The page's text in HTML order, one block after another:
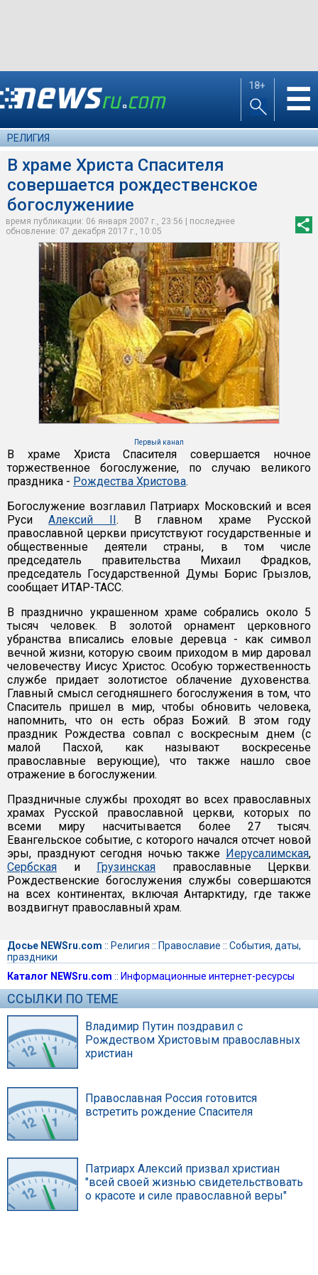
18+ ☰
РЕЛИГИЯ
В храме Христа Спасителя
совершается рождественское
богослужениие
время публикации: 06 января 2007 г., 23:56 | последнее
обновление: 07 декабря 2017 г., 10:05
Первый канал
В храме Христа Спасителя совершается ночное
торжественное богослужение, по случаю великого
праздника - Рождества Христова.
Богослужение возглавил Патриарх Московский и всея
РусиАлексий II . В главном храме Русской
православной церкви присутствуют государственные и
общественные деятели страны, в том числе
председатель правительства Михаил Фрадков,
председатель Государственной Думы Борис Грызлов,
сообщает ИТАР-ТАСС.
В празднично украшенном храме собрались около 5
тысяч человек. В золотой орнамент церковного
убранства вписались еловые деревца - как символ
вечной жизни, которую своим приходом в мир даровал
человечеству Иисус Христос. Особую торжественность
службе придает золотистое облачение духовенства.
Главный смысл сегодняшнего богослужения в том, что
Спаситель пришел в мир, чтобы обновить человека,
напомнить, что он есть образ Божий. В этом году
праздник Рождества совпал с воскресным днем (с
малой Пасхой, как называют воскресенье
православные верующие), что также нашло свое
отражение в богослужении.
Праздничные службы проходят во всех православных
храмах Русской православной церкви, которых по
всеми миру насчитывается более 27 тысяч.
Евангельское событие, с которого начался отсчет новой
эры, празднуют сегодня ночью также Иерусалимская,
Сербская и Грузинская православные Церкви.
Рождественские богослужения службы совершаются
на всех континентах, включая Антарктиду, где также
воздвигнут православный храм.
Досье NEWSru.com :: Религия :: Православие :: События, даты,
праздники
Каталог NEWSru.com :: Информационные интернет-ресурсы
ССЫЛКИ ПО ТЕМЕ
Владимир Путин поздравил с
Рождеством Христовым православных
христиан
Православная Россия готовится
встретить рождение Спасителя
Патриарх Алексий призвал христиан
"всей своей жизнью свидетельствовать
о красоте и силе православной веры"